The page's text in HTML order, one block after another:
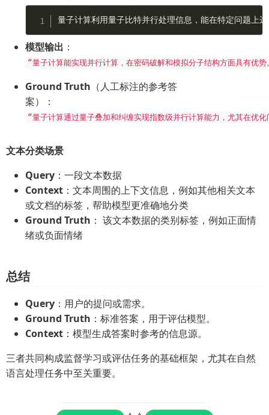
模型输出 ：
“量子计算能实现并行计算，在密码破解和模拟分子结构方面具有优势
Ground Truth （人工标注的参考答
案）：
“量子计算通过量子叠加和纠缠实现指数级并行计算能力，尤其在优
文本分类场景
Query ：一段文本数据
Context ：文本周围的上下文信息，例如其他相关文本
或文档的标签，帮助模型更准确地分类
Ground Truth ： 该文本数据的类别标签，例如正面情
绪或负面情绪
总结
Query ：用户的提问或需求。
Ground Truth ：标准答案，用于评估模型。
Context ：模型生成答案时参考的信息源。
三者共同构成监督学习或评估任务的基础框架，尤其在自然
语言处理任务中至关重要。